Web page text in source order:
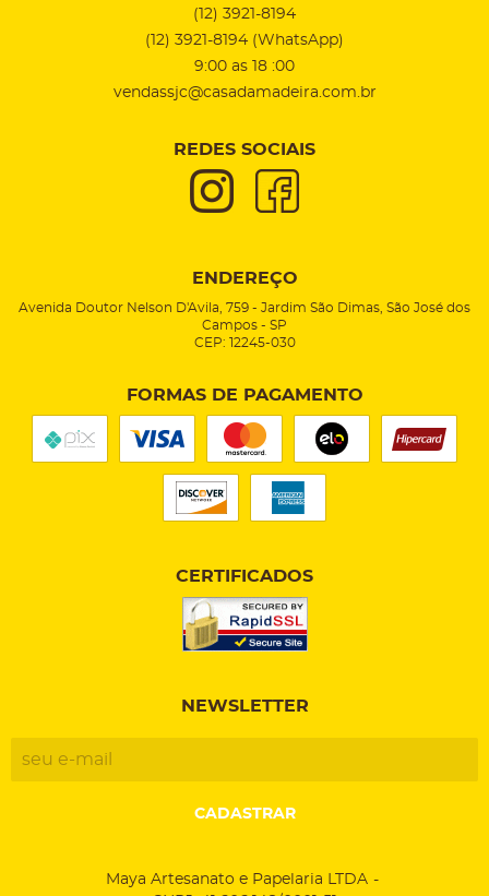
(12) 3921-8194
(12) 3921-8194 (WhatsApp)
9:00 as 18 :00
vendassjc@casadamadeira.com.br
REDES SOCIAIS
ENDEREÇO
Avenida Doutor Nelson D'Avila, 759 - Jardim São Dimas, São José dos
Campos - SP
CEP: 12245-030
FORMAS DE PAGAMENTO
CERTIFICADOS
NEWSLETTER
CADASTRAR
Maya Artesanato e Papelaria LTDA